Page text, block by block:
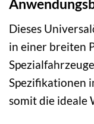
Dieses
in einer breiten
Spezifikationen
somit die ideale